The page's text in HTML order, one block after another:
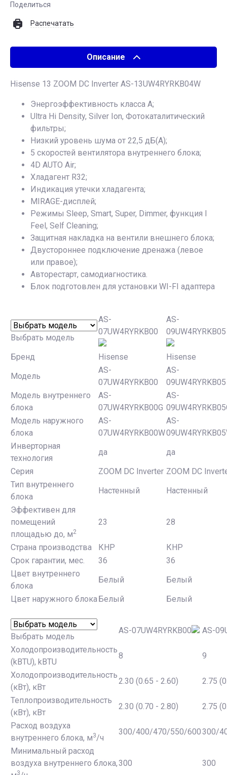
Поделиться
Распечатать
Описание
Hisense 13 ZOOM DC Inverter AS-13UW4RYRKB04W
Энергоэффективность класса А;
Ultra Hi Density, Silver Ion, Фотокаталитический
фильтры;
Низкий уровень шума от 22,5 дБ(А);
5 скоростей вентилятора внутреннего блока;
4D AUTO Air;
Хладагент R32;
Индикация утечки хладагента;
MIRAGE-дисплей;
Режимы Sleep, Smart, Super, Dimmer, функция I
Feel, Self Cleaning;
Защитная накладка на вентили внешнего блока;
Двустороннее подключение дренажа (левое
или правое);
Авторестарт, самодиагностика.
Блок подготовлен для установки WI-FI адаптера
Выбрать модель
AS-
07UW4RYRKB00
AS-
09UW4RYRKB05
Бренд Hisense
Hisense
Модель
AS-
07UW4RYRKB00
AS-
09UW4RYRKB05
Модель внутреннего
блока
AS-
07UW4RYRKB00G
AS-
Модель наружного
блока
AS-
07UW4RYRKB00W
AS-
Инверторная
технология
да
да
Серия
ZOOM DC Inverter ZOOM DC
Тип внутреннего
блока
Настенный
Настенный
Эффективен для
помещений
площадью до, м2
23 28
Страна производства КНР
КНР
Срок гарантии, мес.
36
36
Цвет внутреннего
блока
Белый
Белый
Цвет наружного блокаБелый Белый
Выбрать модель
AS-07UW4RYRKB00
AS-
Холодопроизводительность
(kBTU), kBTU
8
9
Холодопроизводительность
(кВт), кВт
2.30 (0.65 - 2.60)
2.75
Теплопроизводительность
(кВт), кВт
2.30 (0.70 - 2.80)
2.75
Расход воздуха
внутреннего блока, м3/ч
300/400/470/550/600300/
Минимальный расход
воздуха внутреннего блока,
3
300 300